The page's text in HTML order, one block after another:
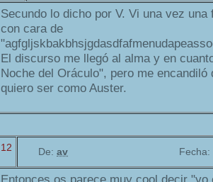
Secundo lo dicho por V. Vi una vez
con cara de
El discurso me llegó al alma y en
Noche del Oráculo", pero me
quiero ser como Auster.
12 De: av Fecha: